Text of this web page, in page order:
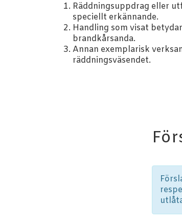
Räddningsuppdrag eller
speciellt erkännande.
Handling som visat
brandkårsanda.
Annan exemplarisk
räddningsväsendet.